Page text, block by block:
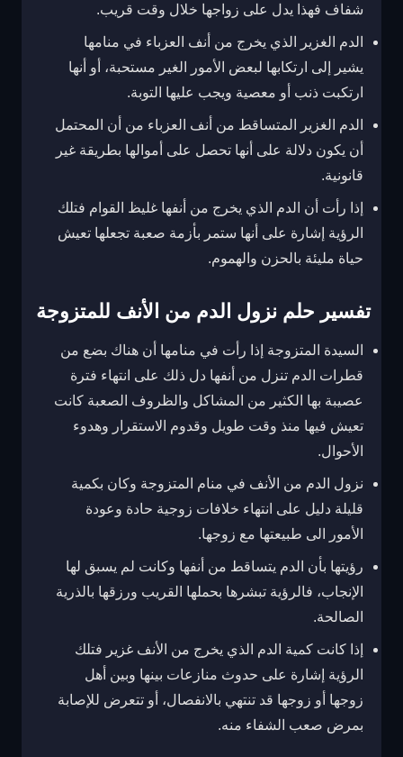
شفاف فهذا يدل على زواجها خلال وقت قريب.
الدم الغزير الذي يخرج من أنف العزباء في منامها
يشير إلى ارتكابها لبعض الأمور الغير مستحبة، أو أنها
ارتكبت ذنب أو معصية ويجب عليها التوبة.
الدم الغزير المتساقط من أنف العزباء من أن المحتمل
أن يكون دلالة على أنها تحصل على أموالها بطريقة غير
قانونية.
إذا رأت أن الدم الذي يخرج من أنفها غليظ القوام فتلك
الرؤية إشارة على أنها ستمر بأزمة صعبة تجعلها تعيش
حياة مليئة بالحزن والهموم.
تفسير حلم نزول الدم من الأنف للمتزوجة
السيدة المتزوجة إذا رأت في منامها أن هناك بضع من
قطرات الدم تنزل من أنفها دل ذلك على انتهاء فترة
عصيبة بها الكثير من المشاكل والظروف الصعبة كانت
تعيش فيها منذ وقت طويل وقدوم الاستقرار وهدوء
الأحوال.
نزول الدم من الأنف في منام المتزوجة وكان بكمية
قليلة دليل على انتهاء خلافات زوجية حادة وعودة
الأمور الى طبيعتها مع زوجها.
رؤيتها بأن الدم يتساقط من أنفها وكانت لم يسبق لها
الإنجاب، فالرؤية تبشرها بحملها القريب ورزقها بالذرية
الصالحة.
إذا كانت كمية الدم الذي يخرج من الأنف غزير فتلك
الرؤية إشارة على حدوث منازعات بينها وبين أهل
زوجها أو زوجها قد تنتهي بالانفصال، أو تتعرض للإصابة
بمرض صعب الشفاء منه.